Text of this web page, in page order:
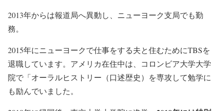
2013年からは報道局へ異動し、ニューヨーク支局でも勤
務。
2015年にニューヨークで仕事をする夫と住むためにTBSを
退職しています。アメリカ在住中は、コロンビア大学大学
院で「オーラルヒストリー（口述歴史）を専攻して勉学に
も励んでいました。